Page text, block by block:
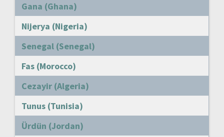
Gana (Ghana)
Nijerya (Nigeria)
Senegal (Senegal)
Fas (Morocco)
Cezayir (Algeria)
Tunus (Tunisia)
Ürdün (Jordan)